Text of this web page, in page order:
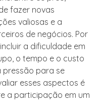
fazer novas
valiosas e a
de negócios. Por
a dificuldade em
o tempo e o custo
pressão para se
esses aspectos é
a participação em um